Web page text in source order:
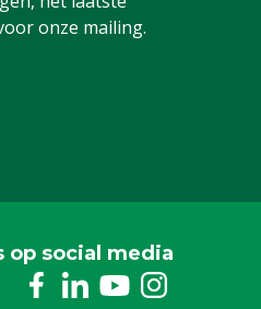
onze mailing.
op social media